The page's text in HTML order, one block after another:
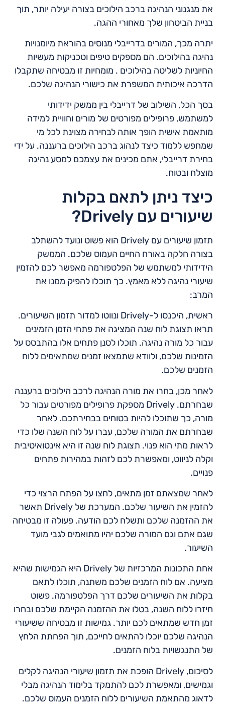
את מנגנוני הנהיגה ברכב הילוכים בצורה יעילה יותר, תוך
בניית הביטחון שלך מאחורי ההגה.
יתרה מכך, המורים בדרייבלי מנוסים בהוראת מיומנויות
נהיגה בהילוכים. הם מספקים טיפים וטכניקות מעשיות
החיוניות לשליטה בהילוכים . מומחיות זו מבטיחה שתקבלו
הדרכה איכותית המשפרת את כישורי הנהיגה שלכם.
בסך הכל, השילוב של דרייבלי בין ממשק ידידותי
למשתמש, פרופילים מפורטים של מורים וחוויית למידה
מותאמת אישית הופך אותה לבחירה מצוינת לכל מי
שמחפש ללמוד כיצד לנהוג ברכב הילוכים ברעננה. על ידי
בחירת דרייבלי, אתם מכינים את עצמכם למסע נהיגה
מוצלח ובטוח.
כיצד ניתן לתאם בקלות
שיעורים עם Drively?
תזמון שיעורים עם Drively הוא פשוט ונועד להשתלב
בצורה חלקה באורח החיים העמוס שלכם. הממשק
הידידותי למשתמש של הפלטפורמה מאפשר לכם להזמין
שיעורי נהיגה ללא מאמץ. כך תוכלו להפיק ממנו את
המרב:
ראשית, היכנסו ל-Drively ונווטו למדור תזמון השיעורים.
תראו תצוגת לוח שנה המציגה את פתחי הזמן הזמינים
עבור כל מורה נהיגה. תוכלו לסנן פתחים אלו בהתבסס על
הזמינות שלכם, ולוודא שתמצאו זמנים שמתאימים ללוח
הזמנים שלכם.
לאחר מכן, בחרו את מורה הנהיגה לרכב הילוכים ברעננה
שבחרתם. Drively מספקת פרופילים מפורטים עבור כל
מורה, כך שתוכלו להיות בטוחים בבחירתכם. לאחר
שבחרתם את המורה שלכם, עברו על לוח השנה שלו כדי
לראות מתי הוא פנוי. תצוגת לוח שנה זו היא אינטואיטיבית
וקלה לניווט, ומאפשרת לכם לזהות במהירות פתחים
פנויים.
לאחר שמצאתם זמן מתאים, לחצו על הפתח הרצוי כדי
להזמין את השיעור שלכם. המערכת של Drively תאשר
את ההזמנה שלכם ותשלח לכם הודעה. פעולה זו מבטיחה
שגם אתם וגם המורה שלכם יהיו מתואמים לגבי מועד
השיעור.
אחת התכונות המרכזיות של Drively היא הגמישות שהיא
מציעה. אם לוח הזמנים שלכם משתנה, תוכלו לתאם
בקלות את השיעורים שלכם דרך הפלטפורמה. פשוט
חיזרו ללוח השנה, בטלו את ההזמנה הקיימת שלכם ובחרו
זמן חדש שמתאים לכם יותר. גמישות זו מבטיחה ששיעורי
הנהיגה שלכם יוכלו להתאים לחייכם, תוך הפחתת הלחץ
של התנגשויות בלוח הזמנים.
לסיכום, Drively הופכת את תזמון שיעורי הנהיגה לקלים
וגמישים, ומאפשרת לכם להתמקד בלימוד הנהיגה מבלי
לדאוג מהתאמת השיעורים ללוח הזמנים העמוס שלכם.